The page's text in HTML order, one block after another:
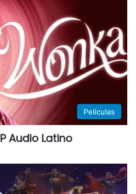
Películas
Audio Latino